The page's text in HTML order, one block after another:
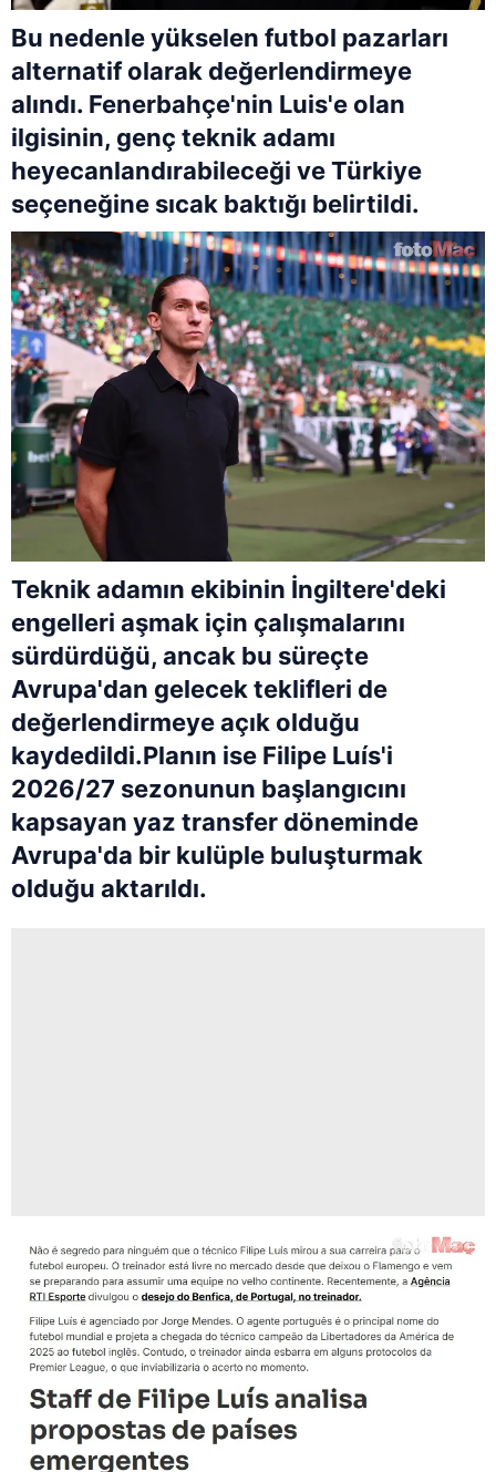
Bu nedenle yükselen futbol pazarları
alternatif olarak değerlendirmeye
alındı. Fenerbahçe'nin Luis'e olan
ilgisinin, genç teknik adamı
heyecanlandırabileceği ve Türkiye
seçeneğine sıcak baktığı belirtildi.
Teknik adamın ekibinin İngiltere'deki
engelleri aşmak için çalışmalarını
sürdürdüğü, ancak bu süreçte
Avrupa'dan gelecek teklifleri de
değerlendirmeye açık olduğu
kaydedildi.Planın ise Filipe Luís'i
2026/27 sezonunun başlangıcını
kapsayan yaz transfer döneminde
Avrupa'da bir kulüple buluşturmak
olduğu aktarıldı.